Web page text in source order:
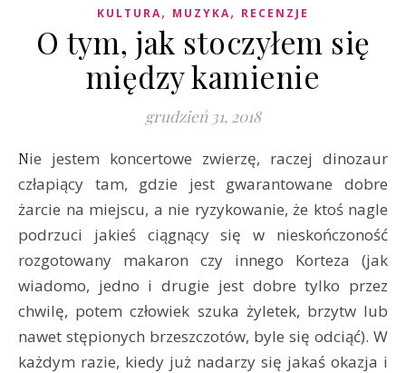
KULTURA, MUZYKA, RECENZJE
O tym, jak stoczyłem się
między kamienie
grudzień 31, 2018
Nie jestem koncertowe zwierzę, raczej dinozaur
człapiący tam, gdzie jest gwarantowane dobre
żarcie na miejscu, a nie ryzykowanie, że ktoś nagle
podrzuci jakieś ciągnący się w nieskończoność
rozgotowany makaron czy innego Korteza (jak
wiadomo, jedno i drugie jest dobre tylko przez
chwilę, potem człowiek szuka żyletek, brzytw lub
nawet stępionych brzeszczotów, byle się odciąć). W
każdym razie, kiedy już nadarzy się jakaś okazja i